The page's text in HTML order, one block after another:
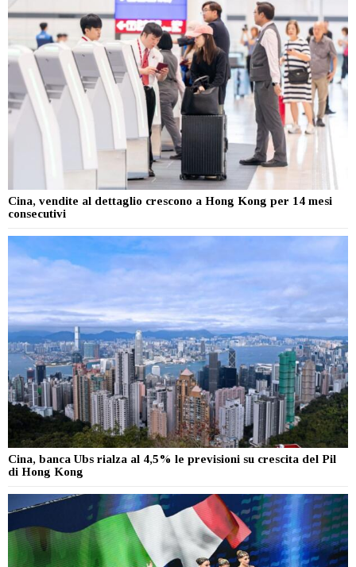
Cina, vendite al dettaglio crescono a Hong Kong per 14 mesi
consecutivi
Cina, banca Ubs rialza al 4,5% le previsioni su crescita del Pil
di Hong Kong